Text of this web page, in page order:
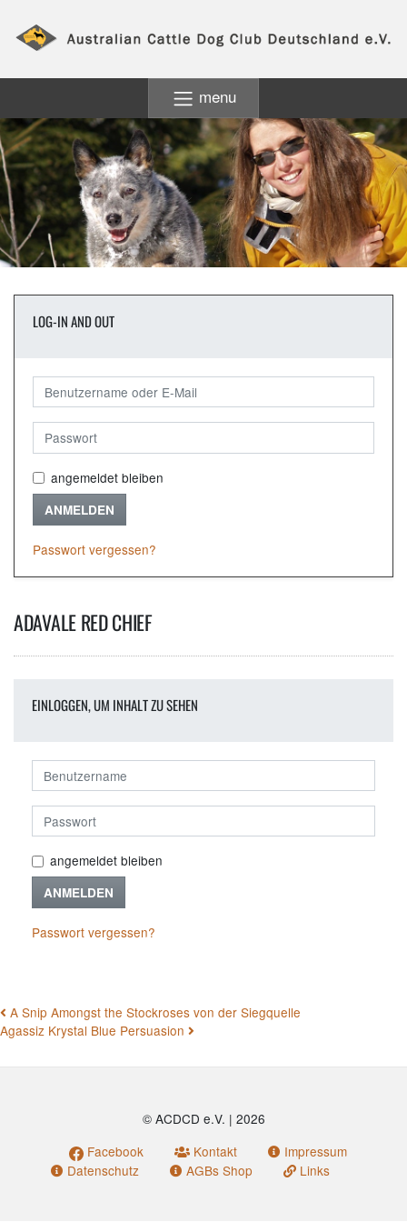
menu
LOG-IN AND OUT
angemeldet bleiben
ANMELDEN
Passwort vergessen?
ADAVALE RED CHIEF
EINLOGGEN, UM INHALT ZU SEHEN
angemeldet bleiben
ANMELDEN
Passwort vergessen?
BEITRAGSNAVIGATION
A Snip Amongst the Stockroses von der Siegquelle
Agassiz Krystal Blue Persuasion
© ACDCD e.V. | 2026
Facebook
Kontakt
Impressum
Datenschutz
AGBs Shop Links